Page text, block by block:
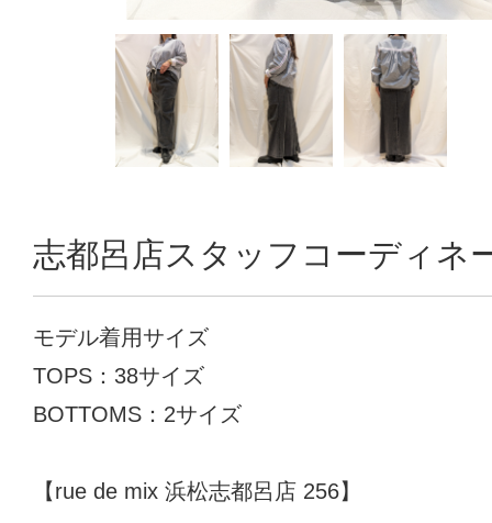
志都呂店スタッフコーディネ
モデル着用サイズ
TOPS：38サイズ
BOTTOMS：2サイズ
【rue de mix 浜松志都呂店 256】